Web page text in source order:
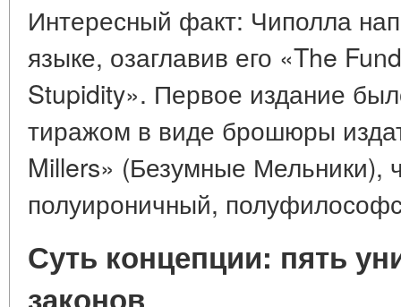
Интересный факт: Чиполла
языке, озаглавив его «The
Stupidity». Первое издание
тиражом в виде брошюры
Millers» (Безумные Мельники),
полуироничный,
Суть концепции: пять